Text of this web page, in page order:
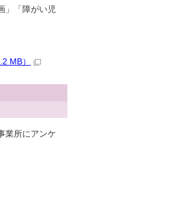
」「障がい児
MB）
業所にアンケ